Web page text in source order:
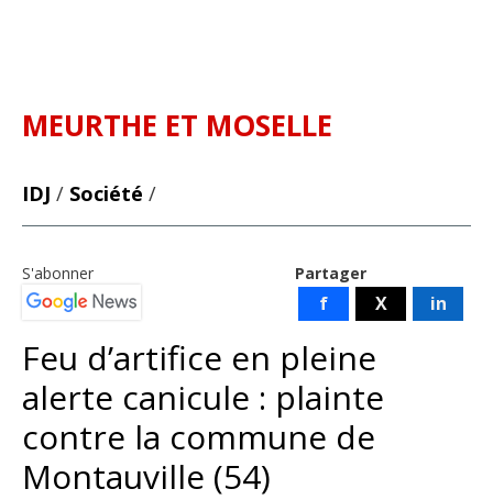
MEURTHE ET MOSELLE
IDJ / Société /
Partager
f X in
S'abonner
Feu d’artifice en pleine
alerte canicule : plainte
contre la commune de
Montauville (54)